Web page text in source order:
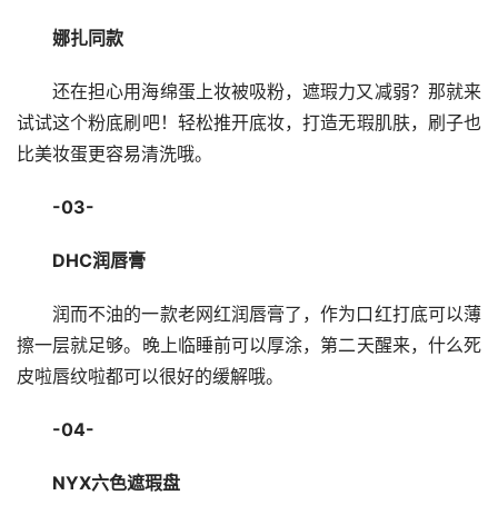
娜扎同款
还在担心用海绵蛋上妆被吸粉，遮瑕力又减弱？那就来
试试这个粉底刷吧！轻松推开底妆，打造无瑕肌肤，刷子也
比美妆蛋更容易清洗哦。
-03-
DHC润唇膏
润而不油的一款老网红润唇膏了，作为口红打底可以薄
擦一层就足够。晚上临睡前可以厚涂，第二天醒来，什么死
皮啦唇纹啦都可以很好的缓解哦。
-04-
NYX六色遮瑕盘